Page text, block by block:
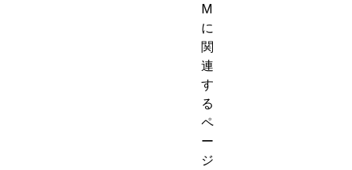
M
に
関
連
す
る
ペ
ー
ジ